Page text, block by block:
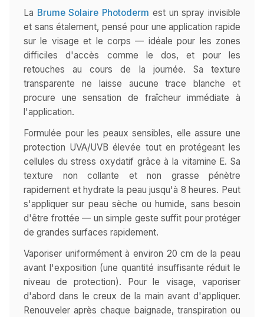
La Brume Solaire Photoderm est un spray invisible
et sans étalement, pensé pour une application rapide
sur le visage et le corps — idéale pour les zones
difficiles d'accès comme le dos, et pour les
retouches au cours de la journée. Sa texture
transparente ne laisse aucune trace blanche et
procure une sensation de fraîcheur immédiate à
l'application.
Formulée pour les peaux sensibles, elle assure une
protection UVA/UVB élevée tout en protégeant les
cellules du stress oxydatif grâce à la vitamine E. Sa
texture non collante et non grasse pénètre
rapidement et hydrate la peau jusqu'à 8 heures. Peut
s'appliquer sur peau sèche ou humide, sans besoin
d'être frottée — un simple geste suffit pour protéger
de grandes surfaces rapidement.
Vaporiser uniformément à environ 20 cm de la peau
avant l'exposition (une quantité insuffisante réduit le
niveau de protection). Pour le visage, vaporiser
d'abord dans le creux de la main avant d'appliquer.
Renouveler après chaque baignade, transpiration ou